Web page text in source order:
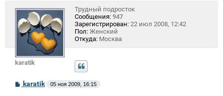
karatik
Трудный подросток
Сообщения: 947
Зарегистрирован: 22 июл 2008, 12:42
Пол: Женский
Откуда: Москва
Сkaratik 05 ноя 2009, 16:15